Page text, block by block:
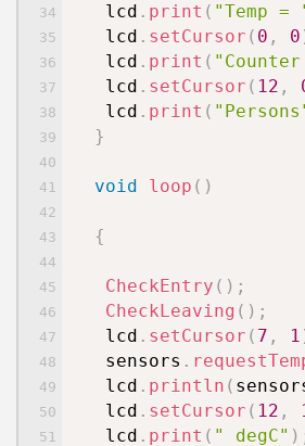
lcd . print ( "Temp =
lcd . setCursor ( 0 , 0
lcd . print (
lcd . setCursor ( 12 ,
lcd . print (
}
void loop ( )
{
CheckEntry ( ) ;
CheckLeaving ( ) ;
lcd . setCursor ( 7 , 1
sensors .
lcd . println (
lcd . setCursor ( 12 ,
lcd . print ( " degC" )